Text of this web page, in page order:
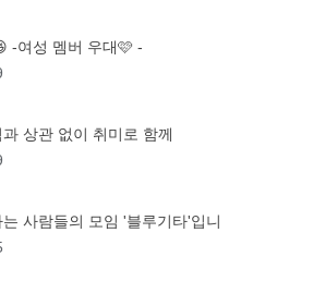
-여성 멤버 우대🩷 -
상관 없이 취미로 함께
사람들의 모임 '블루기타'입니